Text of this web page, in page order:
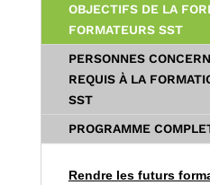
OBJECTIFS DE LA
FORMATEURS SST
PERSONNES
REQUIS À LA
SST
PROGRAMME
Rendre les futurs